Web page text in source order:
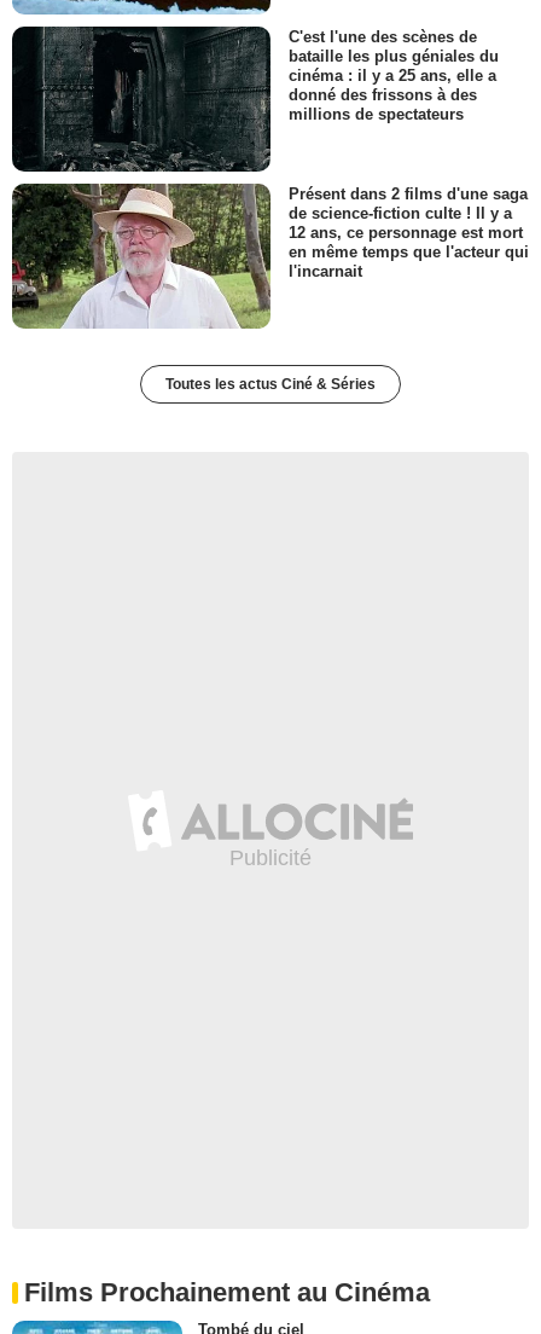
C'est l'une des scènes de
bataille les plus géniales du
cinéma : il y a 25 ans, elle a
donné des frissons à des
millions de spectateurs
Présent dans 2 films d'une saga
de science-fiction culte ! Il y a
12 ans, ce personnage est mort
en même temps que l'acteur qui
l'incarnait
Toutes les actus Ciné & Séries
Films Prochainement au Cinéma
Tombé du ciel